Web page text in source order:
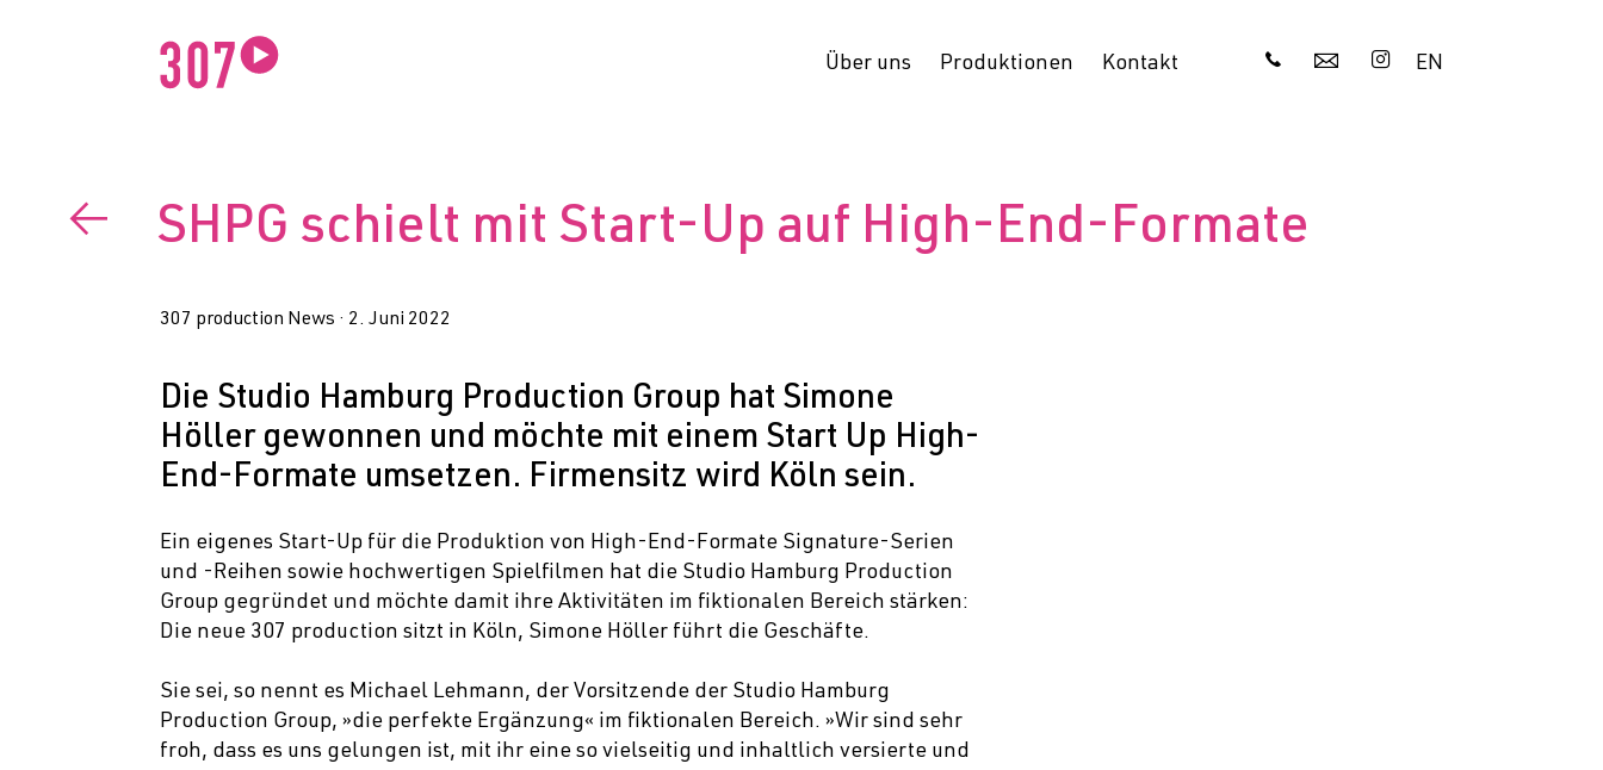
Über uns Produktionen Kontakt 🕻 ✉  EN
← SHPG schielt mit Start-Up auf High-End-Formate
307 production News · 2. Juni 2022
Die Studio Hamburg Production Group hat Simone
Höller gewonnen und möchte mit einem Start Up High-
End-Formate umsetzen. Firmensitz wird Köln sein.
Ein eigenes Start-Up für die Produktion von High-End-Formate Signature-Serien
und -Reihen sowie hochwertigen Spielfilmen hat die Studio Hamburg Production
Group gegründet und möchte damit ihre Aktivitäten im fiktionalen Bereich stärken:
Die neue 307 production sitzt in Köln, Simone Höller führt die Geschäfte.
Sie sei, so nennt es Michael Lehmann, der Vorsitzende der Studio Hamburg
Production Group, »die perfekte Ergänzung« im fiktionalen Bereich. »Wir sind sehr
froh, dass es uns gelungen ist, mit ihr eine so vielseitig und inhaltlich versierte und